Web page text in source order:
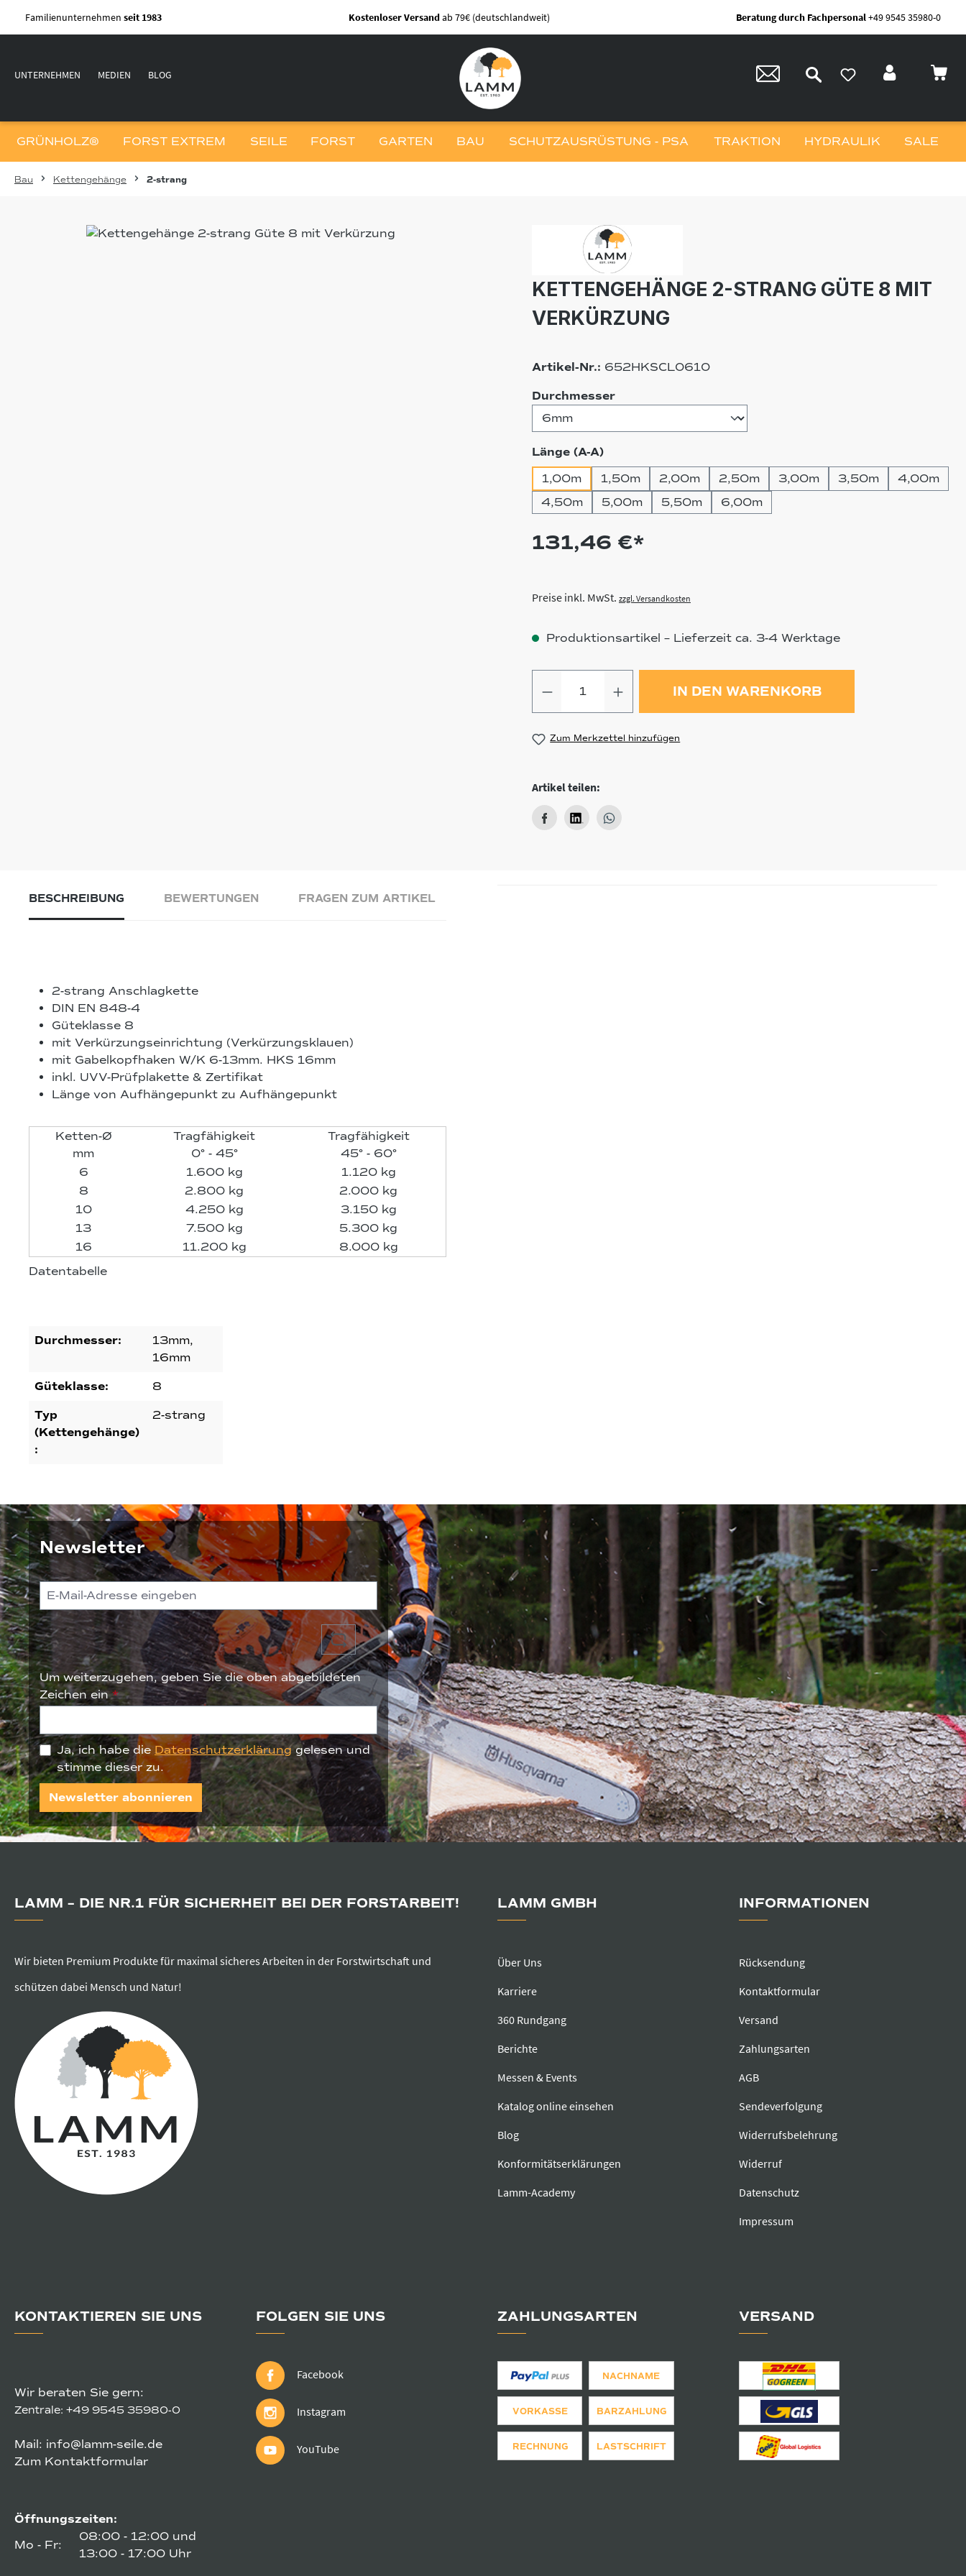
Hauptinhalt springen
Zur Suche springen
Zur Hauptnavigation springen
Familienunternehmen seit 1983 Kostenloser Versandab 79€ (deutschlandweit) Beratung durch Fachpersonal+49 9545 35980-0
UNTERNEHMEN MEDIEN BLOG
GRÜNHOLZ® FORST EXTREM SEILE FORST GARTEN BAU SCHUTZAUSRÜSTUNG - PSA TRAKTION HYDRAULIK SALE
Bau Kettengehänge 2-strang
Bildergalerie überspringen
KETTENGEHÄNGE 2-STRANG GÜTE 8 MIT
VERKÜRZUNG
Artikel-Nr.: 652HKSCL0610
Durchmesserauswählen
Länge (A-A)
1,00m
1,50m 2,00m 2,50m 3,00m 3,50m
4,00m
4,50m
5,00m 5,50m 6,00m
131,46 €*
Preise inkl. MwSt. zzgl. Versandkosten
Produktionsartikel – Lieferzeit ca. 3-4 Werktage
Produkt Anzahl: Gib den gewünschten Wert
IN DEN WARENKORB
Zum Merkzettel hinzufügen
Artikel teilen:
BESCHREIBUNG BEWERTUNGEN FRAGEN ZUM ARTIKEL
2-strang Anschlagkette
DIN EN 848-4
Güteklasse 8
mit Verkürzungseinrichtung (Verkürzungsklauen)
mit Gabelkopfhaken W/K 6-13mm. HKS 16mm
inkl. UVV-Prüfplakette & Zertifikat
Länge von Aufhängepunkt zu Aufhängepunkt
Datentabelle
Ketten-Ø
mm
Tragfähigkeit
0° - 45°
Tragfähigkeit
45° - 60°
6
1.600 kg
1.120 kg
8
2.800 kg
2.000 kg
10
4.250 kg
3.150 kg
13
7.500 kg
5.300 kg
16
11.200 kg 8.000 kg
Durchmesser:
13mm,
16mm
Güteklasse:
8
Typ
(Kettengehänge)
:
2-strang
Newsletter
Um weiterzugehen, geben Sie die oben abgebildeten
Zeichen ein*
Ja, ich habe dieDatenschutzerklärunggelesen und
stimme dieser zu.
Newsletter abonnieren
LAMM – DIE NR.1 FÜR SICHERHEIT BEI DER FORSTARBEIT!
Wir bieten Premium Produkte für maximal sicheres Arbeiten in der Forstwirtschaft und
schützen dabei Mensch und Natur!
LAMM GMBH
Über Uns
Karriere
360 Rundgang
Berichte
Messen & Events
Katalog online einsehen
Blog
Konformitätserklärungen
Lamm-Academy
INFORMATIONEN
Rücksendung
Kontaktformular
Versand
Zahlungsarten
AGB
Sendeverfolgung
Widerrufsbelehrung
Widerruf
Datenschutz
Impressum
KONTAKTIEREN SIE UNS
Wir beraten Sie gern:
Zentrale: +49 9545 35980-0
Mail: info@lamm-seile.de
Zum Kontaktformular
Öffnungszeiten:
Mo - Fr:
08:00 - 12:00 und
13:00 - 17:00 Uhr
FOLGEN SIE UNS
Facebook
Instagram
YouTube
ZAHLUNGSARTEN
NACHNAME
VORKASSE BARZAHLUNG
RECHNUNG LASTSCHRIFT
VERSAND